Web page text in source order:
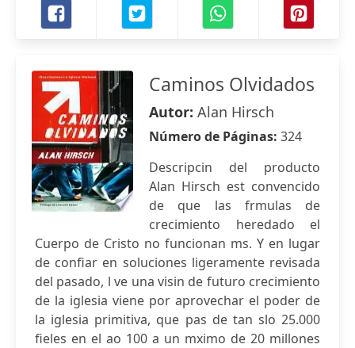
Caminos Olvidados
Autor: Alan Hirsch
Número de Páginas: 324
Descripcin del producto
Alan Hirsch est convencido
de que las frmulas de
crecimiento heredado el
Cuerpo de Cristo no funcionan ms. Y en lugar
de confiar en soluciones ligeramente revisada
del pasado, l ve una visin de futuro crecimiento
de la iglesia viene por aprovechar el poder de
la iglesia primitiva, que pas de tan slo 25.000
fieles en el ao 100 a un mximo de 20 millones